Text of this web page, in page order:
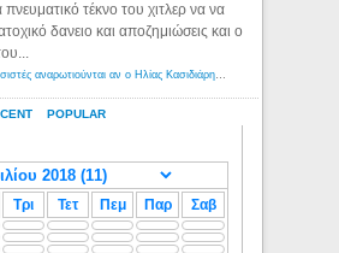
POPULAR
πνευματικό τέκνο του χιτλερ να να
δανειο και αποζημιώσεις και ο
Αμερικανοί ρατσιστές αναρωτιούνται αν ο Ηλίας Κασιδιάρης ανήκει στη λευκή φυλή... - Λόγιος Ερμής
Τρι Τετ Πεμ Παρ Σαβ